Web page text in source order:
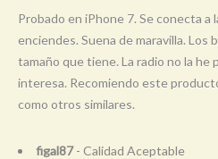
Probado en iPhone 7. Se conecta a
enciendes. Suena de maravilla. Los
tamaño que tiene. La radio no la he
interesa. Recomiendo este
como otros similares.
figal87- Calidad Aceptable